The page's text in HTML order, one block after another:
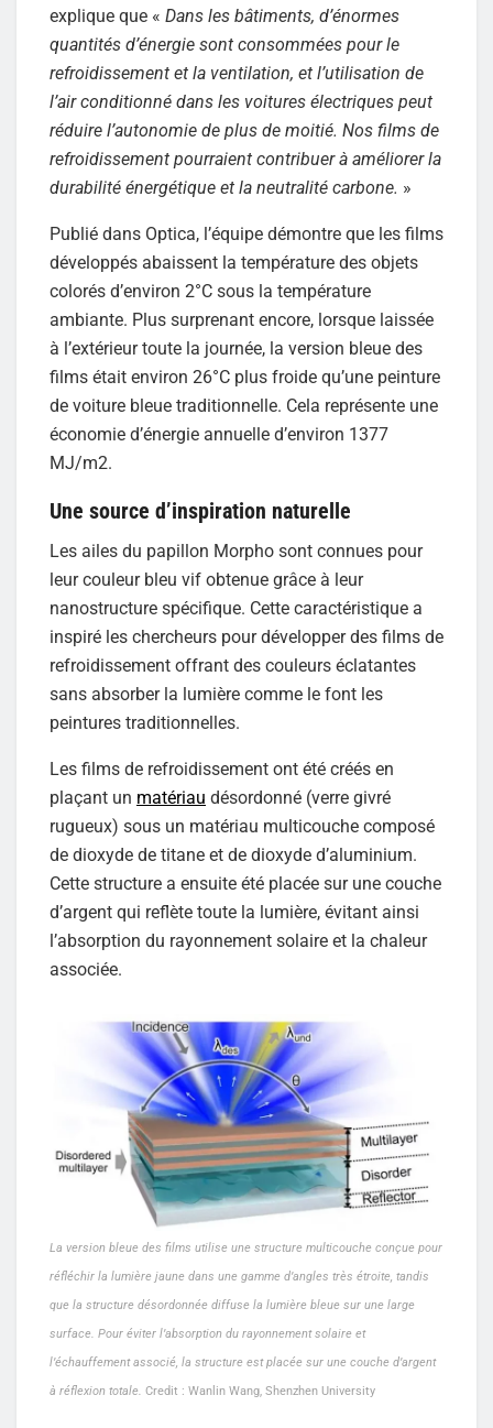
explique que « Dans les bâtiments, d’énormes
quantités d’énergie sont consommées pour le
refroidissement et la ventilation, et l’utilisation de
l’air conditionné dans les voitures électriques peut
réduire l’autonomie de plus de moitié. Nos films de
refroidissement pourraient contribuer à améliorer la
durabilité énergétique et la neutralité carbone. »
Publié dans Optica, l’équipe démontre que les films
développés abaissent la température des objets
colorés d’environ 2°C sous la température
ambiante. Plus surprenant encore, lorsque laissée
à l’extérieur toute la journée, la version bleue des
films était environ 26°C plus froide qu’une peinture
de voiture bleue traditionnelle. Cela représente une
économie d’énergie annuelle d’environ 1377
MJ/m2.
Une source d’inspiration naturelle
Les ailes du papillon Morpho sont connues pour
leur couleur bleu vif obtenue grâce à leur
nanostructure spécifique. Cette caractéristique a
inspiré les chercheurs pour développer des films de
refroidissement offrant des couleurs éclatantes
sans absorber la lumière comme le font les
peintures traditionnelles.
Les films de refroidissement ont été créés en
plaçant un matériau désordonné (verre givré
rugueux) sous un matériau multicouche composé
de dioxyde de titane et de dioxyde d’aluminium.
Cette structure a ensuite été placée sur une couche
d’argent qui reflète toute la lumière, évitant ainsi
l’absorption du rayonnement solaire et la chaleur
associée.
La version bleue des films utilise une structure multicouche conçue pour
réfléchir la lumière jaune dans une gamme d’angles très étroite, tandis
que la structure désordonnée diffuse la lumière bleue sur une large
surface. Pour éviter l’absorption du rayonnement solaire et
l’échauffement associé, la structure est placée sur une couche d’argent
à réflexion totale. Credit : Wanlin Wang, Shenzhen University